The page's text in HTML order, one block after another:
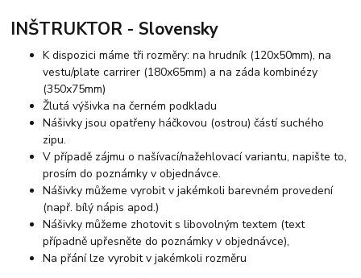
INŠTRUKTOR - Slovensky
K dispozici máme tři rozměry: na hrudník (120x50mm), na
vestu/plate carrirer (180x65mm) a na záda kombinézy
(350x75mm)
Žlutá výšivka na černém podkladu
Nášivky jsou opatřeny háčkovou (ostrou) částí suchého
zipu.
V případě zájmu o našívací/nažehlovací variantu, napište to,
prosím do poznámky v objednávce.
Nášivky můžeme vyrobit v jakémkoli barevném provedení
(např. bílý nápis apod.)
Nášivky můžeme zhotovit s libovolným textem (text
případně upřesněte do poznámky v objednávce),
Na přání lze vyrobit v jakémkoli rozměru